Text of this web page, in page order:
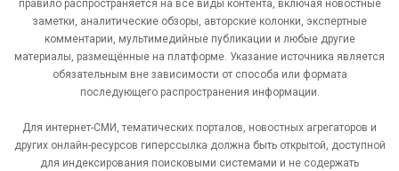
правило распространяется на все виды контента, включая новостные
заметки, аналитические обзоры, авторские колонки, экспертные
комментарии, мультимедийные публикации и любые другие
материалы, размещённые на платформе. Указание источника является
обязательным вне зависимости от способа или формата
последующего распространения информации.
Для интернет-СМИ, тематических порталов, новостных агрегаторов и
других онлайн-ресурсов гиперссылка должна быть открытой, доступной
для индексирования поисковыми системами и не содержать